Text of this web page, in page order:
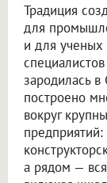
Традиция
для
и для ученых
зародилась
построено
вокруг
а рядом —